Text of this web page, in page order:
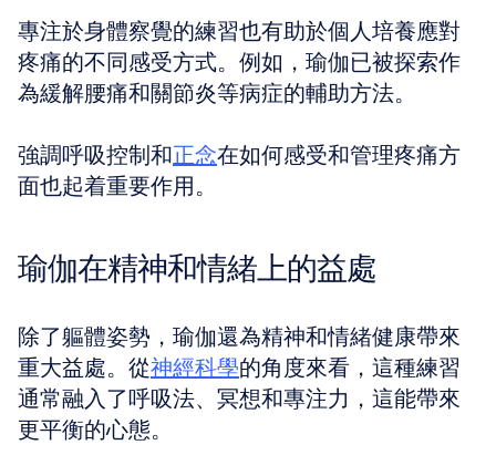
專注於身體察覺的練習也有助於個人培養應對
疼痛的不同感受方式。例如，瑜伽已被探索作
為緩解腰痛和關節炎等病症的輔助方法。
強調呼吸控制和正念在如何感受和管理疼痛方
面也起着重要作用。
瑜伽在精神和情緒上的益處
除了軀體姿勢，瑜伽還為精神和情緒健康帶來
重大益處。從神經科學的角度來看，這種練習
通常融入了呼吸法、冥想和專注力，這能帶來
更平衡的心態。